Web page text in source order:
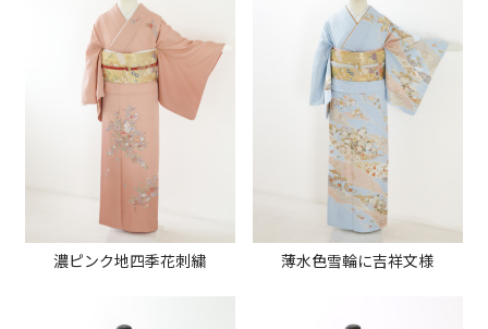
濃ピンク地四季花刺繍 薄水色雪輪に吉祥文様